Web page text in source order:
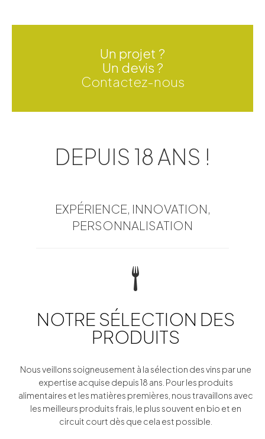
Un projet ?
Un devis ?
Contactez-nous
DEPUIS 18 ANS !
EXPÉRIENCE, INNOVATION,
PERSONNALISATION
NOTRE SÉLECTION DES
PRODUITS
Nous veillons soigneusement à la sélection des vins par une
expertise acquise depuis 18 ans. Pour les produits
alimentaires et les matières premières, nous travaillons avec
les meilleurs produits frais, le plus souvent en bio et en
circuit court dès que cela est possible.